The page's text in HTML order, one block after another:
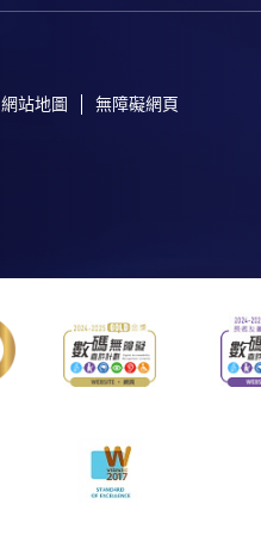
網站地圖 無障礙網頁